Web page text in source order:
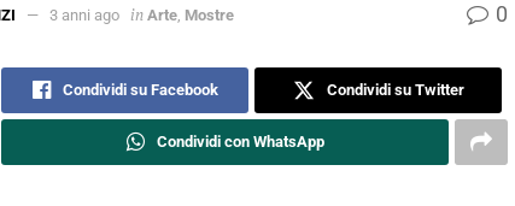
3 anni ago in Arte Mostre 0
Condividi su Facebook Condividi su Twitter
Condividi con WhatsApp